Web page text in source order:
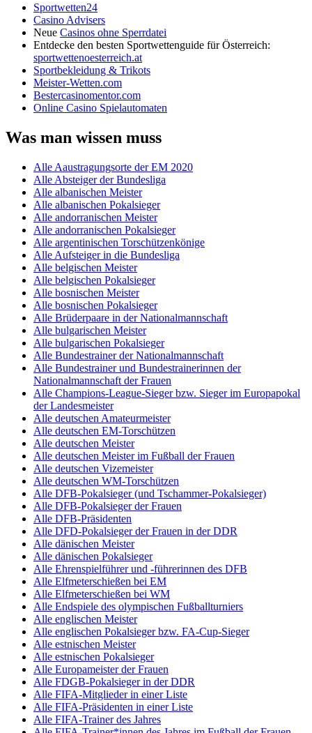
Sportwetten24
Casino Advisers
Neue Casinos ohne Sperrdatei
Entdecke den besten Sportwettenguide für Österreich:
sportwettenoesterreich.at
Sportbekleidung & Trikots
Meister-Wetten.com
Bestercasinomentor.com
Online Casino Spielautomaten
Was man wissen muss
Alle Aaustragungsorte der EM 2020
Alle Absteiger der Bundesliga
Alle albanischen Meister
Alle albanischen Pokalsieger
Alle andorranischen Meister
Alle andorranischen Pokalsieger
Alle argentinischen Torschützenkönige
Alle Aufsteiger in die Bundesliga
Alle belgischen Meister
Alle belgischen Pokalsieger
Alle bosnischen Meister
Alle bosnischen Pokalsieger
Alle Brüderpaare in der Nationalmannschaft
Alle bulgarischen Meister
Alle bulgarischen Pokalsieger
Alle Bundestrainer der Nationalmannschaft
Alle Bundestrainer und Bundestrainerinnen der
Nationalmannschaft der Frauen
Alle Champions-League-Sieger bzw. Sieger im Europapokal
der Landesmeister
Alle deutschen Amateurmeister
Alle deutschen EM-Torschützen
Alle deutschen Meister
Alle deutschen Meister im Fußball der Frauen
Alle deutschen Vizemeister
Alle deutschen WM-Torschützen
Alle DFB-Pokalsieger (und Tschammer-Pokalsieger)
Alle DFB-Pokalsieger der Frauen
Alle DFB-Präsidenten
Alle DFD-Pokalsieger der Frauen in der DDR
Alle dänischen Meister
Alle dänischen Pokalsieger
Alle Ehrenspielführer und -führerinnen des DFB
Alle Elfmeterschießen bei EM
Alle Elfmeterschießen bei WM
Alle Endspiele des olympischen Fußballturniers
Alle englischen Meister
Alle englischen Pokalsieger bzw. FA-Cup-Sieger
Alle estnischen Meister
Alle estnischen Pokalsieger
Alle Europameister der Frauen
Alle FDGB-Pokalsieger in der DDR
Alle FIFA-Mitglieder in einer Liste
Alle FIFA-Präsidenten in einer Liste
Alle FIFA-Trainer des Jahres